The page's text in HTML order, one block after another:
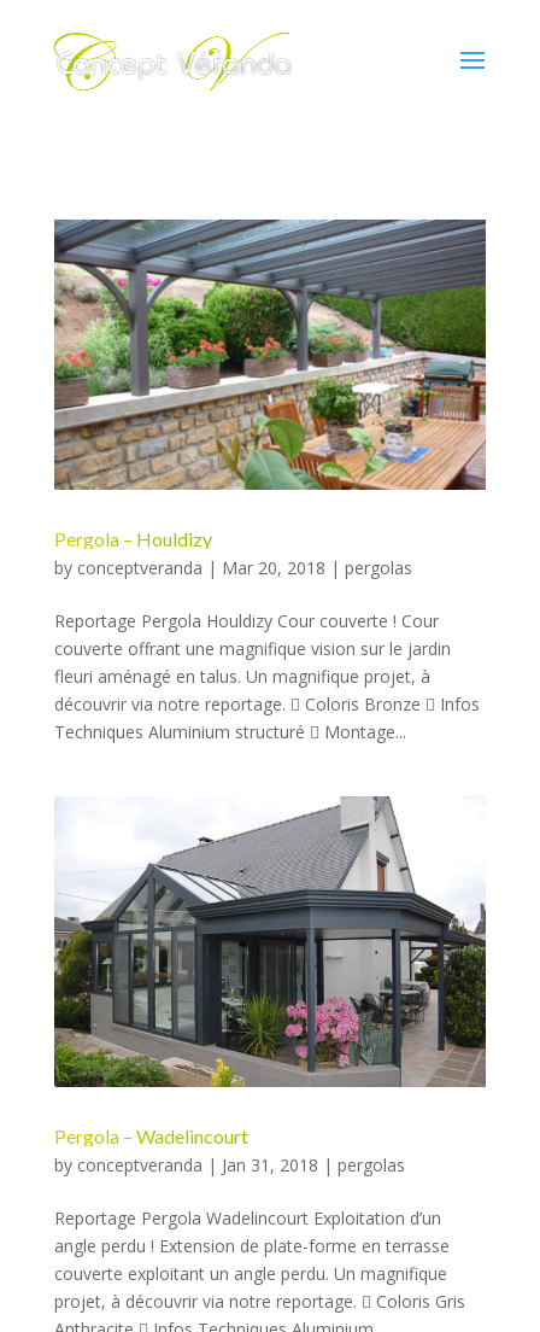
Pergola – Houldizy
by conceptveranda | Mar 20, 2018 | pergolas
Reportage Pergola Houldizy Cour couverte ! Cour
couverte offrant une magnifique vision sur le jardin
fleuri aménagé en talus. Un magnifique projet, à
découvrir via notre reportage.  Coloris Bronze  Infos
Techniques Aluminium structuré  Montage...
Pergola – Wadelincourt
by conceptveranda | Jan 31, 2018 | pergolas
Reportage Pergola Wadelincourt Exploitation d’un
angle perdu ! Extension de plate-forme en terrasse
couverte exploitant un angle perdu. Un magnifique
projet, à découvrir via notre reportage.  Coloris Gris